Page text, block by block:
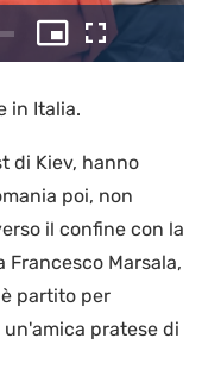
Picture-
in-
Schermo
intero
in Italia.
di Kiev, hanno
poi, non
il confine con la
Francesco Marsala,
partito per
pratese di